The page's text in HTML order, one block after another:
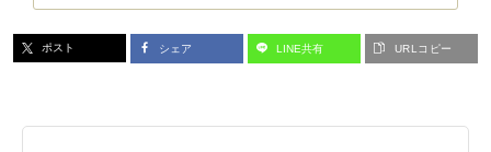
ポスト シェア LINE共有 URLコピー